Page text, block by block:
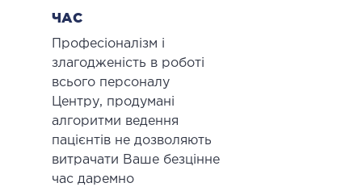
ЧАС
Професіоналізм і
злагодженість в роботі
всього персоналу
Центру, продумані
алгоритми ведення
пацієнтів не дозволяють
витрачати Ваше безцінне
час даремно